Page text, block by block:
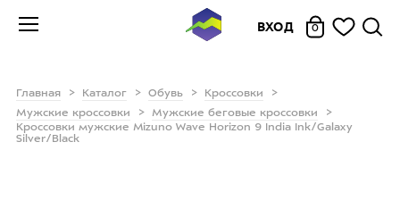
ВХОД 0
Главная Каталог Обувь
Кроссовки
Мужские кроссовки
Мужские беговые кроссовки
Кроссовки мужские Mizuno Wave Horizon 9 India Ink/Galaxy
Silver/Black